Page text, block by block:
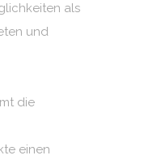
als
und
die
einen